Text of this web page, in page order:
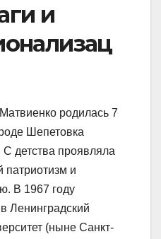
и
родилась 7
Шепетовка
детства проявляла
патриотизм и
В 1967 году
Ленинградский
(ныне Санкт-